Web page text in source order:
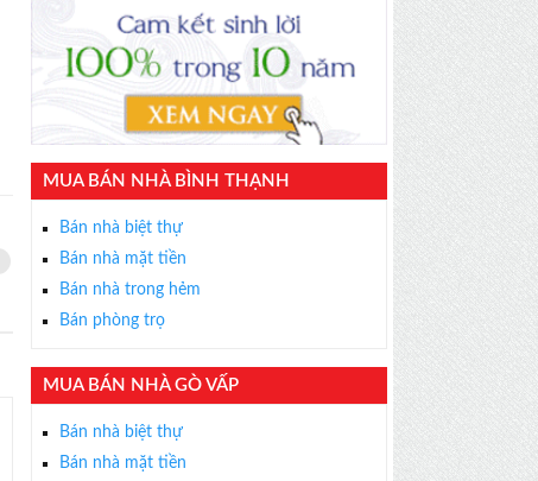
MUA BÁN NHÀ BÌNH THẠNH
Bán nhà biệt thự
Bán nhà mặt tiền
Bán nhà trong hẻm
Bán phòng trọ
MUA BÁN NHÀ GÒ VẤP
Bán nhà biệt thự
Bán nhà mặt tiền